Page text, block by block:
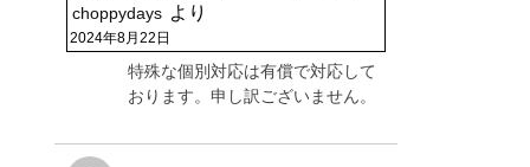
choppydays より
2024年8月22日
特殊な個別対応は有償で対応して
おります。申し訳ございません。